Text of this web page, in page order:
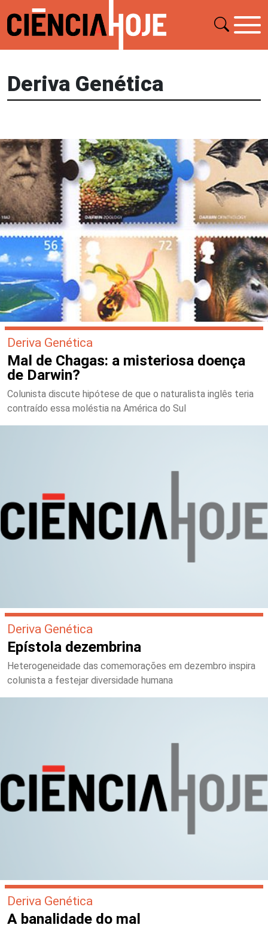
Deriva Genética
Deriva Genética
Mal de Chagas: a misteriosa doença
de Darwin?
Colunista discute hipótese de que o naturalista inglês teria
contraído essa moléstia na América do Sul
Deriva Genética
Epístola dezembrina
Heterogeneidade das comemorações em dezembro inspira
colunista a festejar diversidade humana
Deriva Genética
A banalidade do mal